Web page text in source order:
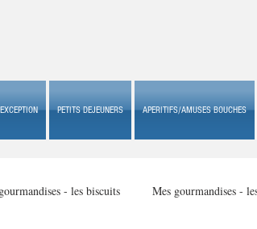
PETITS DEJEUNERS APERITIFS/AMUSES BOUCHES
- les biscuits Mes gourmandises -